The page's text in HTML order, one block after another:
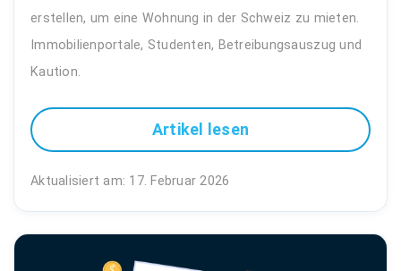
erstellen, um eine Wohnung in der Schweiz zu mieten.
Immobilienportale, Studenten, Betreibungsauszug und
Kaution.
Artikel lesen
Aktualisiert am: 17. Februar 2026